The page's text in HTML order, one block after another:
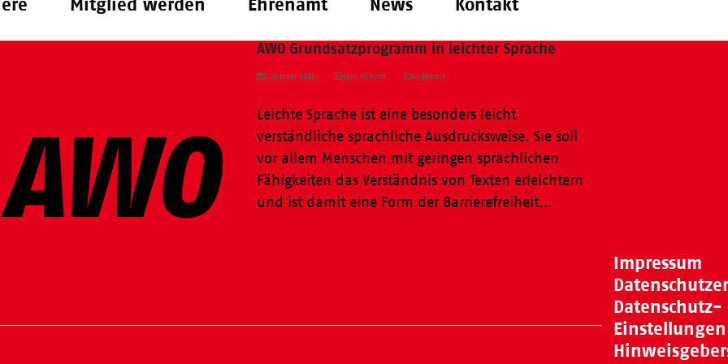
Mitglied werden Ehrenamt News Kontakt
AWO Grundsatzprogramm in leichter Sprache
2. Oktober 2020 Maik Herfurth Allgemein
Leichte Sprache ist eine besonders leicht
verständliche sprachliche Ausdrucksweise. Sie soll
vor allem Menschen mit geringen sprachlichen
Fähigkeiten das Verständnis von Texten erleichtern
und ist damit eine Form der Barrierefreiheit…
Impressum
Datenschutz-
Einstellungen